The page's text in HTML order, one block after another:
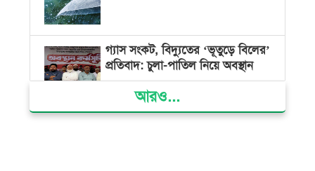
গ্যাস সংকট, বিদ্যুতের ‘ভূতুড়ে বিলের’
প্রতিবাদ: চুলা-পাতিল নিয়ে অবস্থান
ক্ষমতার কেন্দ্র গণভবন থেকে রক্তাক্ত
আরও...